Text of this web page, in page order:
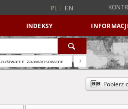
PL EN
INDEKSY
zaawansowane ?
Pobierz